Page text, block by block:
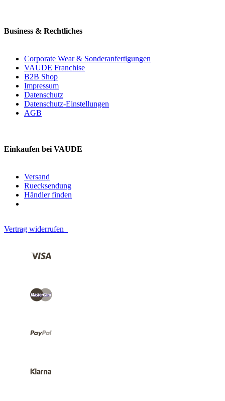
Business & Rechtliches
Corporate Wear & Sonderanfertigungen
VAUDE Franchise
B2B Shop
Impressum
Datenschutz
Datenschutz-Einstellungen
AGB
Einkaufen bei VAUDE
Versand
Ruecksendung
Händler finden
Vertrag widerrufen